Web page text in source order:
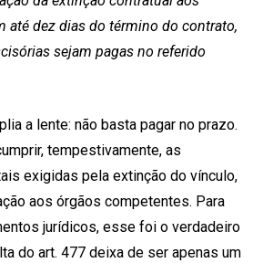
até dez dias do término do contrato,
sejam pagas no referido
a lente: não basta pagar no prazo.
tempestivamente, as
exigidas pela extinção do vínculo,
aos órgãos competentes. Para
jurídicos, esse foi o verdadeiro
do art. 477 deixa de ser apenas um